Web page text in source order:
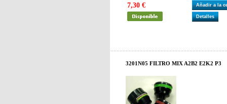
7,30 € Añadir a la
Detalles
3201N05 FILTRO MIX A2B2 E2K2 P3